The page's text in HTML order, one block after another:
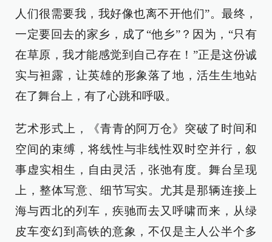
人们很需要我，我好像也离不开他们”。最终，
一定要回去的家乡，成了“他乡”？因为，“只有
在草原，我才能感觉到自己存在！”正是这份诚
实与袒露，让英雄的形象落了地，活生生地站
在了舞台上，有了心跳和呼吸。
艺术形式上，《青青的阿万仓》突破了时间和
空间的束缚，将线性与非线性双时空并行，叙
事虚实相生，自由灵活，张弛有度。舞台呈现
上，整体写意、细节写实。尤其是那辆连接上
海与西北的列车，疾驰而去又呼啸而来，从绿
皮车变幻到高铁的意象，不仅是主人公半个多